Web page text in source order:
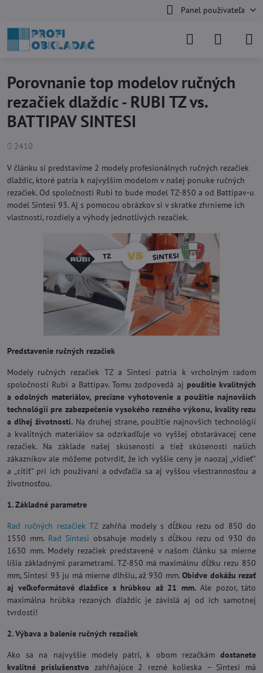
Panel používateľa
Porovnanie top modelov ručných
rezačiek dlaždíc - RUBI TZ vs.
BATTIPAV SINTESI
Počet
2410
V článku si predstavíme 2 modely profesionálnych ručných rezačiek
dlaždíc, ktoré patria k najvyšším modelom v našej ponuke ručných
rezačiek. Od spoločnosti Rubi to bude model TZ-850 a od Battipav-u
model Sintesi 93. Aj s pomocou obrázkov si v skratke zhrnieme ich
vlastnosti, rozdiely a výhody jednotlivých rezačiek.
Predstavenie ručných rezačiek
Modely ručných rezačiek TZ a Sintesi patria k vrcholným radom
spoločností Rubi a Battipav. Tomu zodpovedá aj použitie kvalitných
a odolných materiálov, precízne vyhotovenie a použitie najnovších
technológií pre zabezpečenie vysokého rezného výkonu, kvality rezu
a dlhej životnosti. Na druhej strane, použitie najnovších technológií
a kvalitných materiálov sa odzrkadľuje vo vyššej obstarávacej cene
rezačiek. Na základe našej skúsenosti a tiež skúseností našich
zákazníkov ale môžeme potvrdiť, že ich vyššie ceny je naozaj „vidieť"
a „cítiť" pri ich používaní a odvďačia sa aj vyššou všestrannosťou a
životnosťou.
1. Základné parametre
Rad ručných rezačiek TZ zahŕňa modely s dĺžkou rezu od 850 do
1550 mm. Rad Sintesi obsahuje modely s dĺžkou rezu od 930 do
1630 mm. Modely rezačiek predstavené v našom článku sa mierne
líšia základnými parametrami. TZ-850 má maximálnu dĺžku rezu 850
mm, Sintesi 93 ju má mierne dlhšiu, až 930 mm.Obidve dokážu rezať
aj veľkoformátové dlaždice s hrúbkou až 21 mm.Ale pozor, táto
maximálna hrúbka rezaných dlaždíc je závislá aj od ich samotnej
tvrdosti!
2. Výbava a balenie ručných rezačiek
Ako sa na najvyššie modely patrí, k obom rezačkám dostanete
kvalitné príslušenstvo zahŕňajúce 2 rezné kolieska – Sintesi má